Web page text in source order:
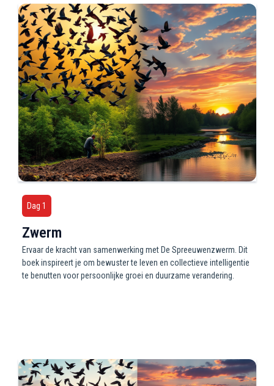
Dag 1
Zwerm
Ervaar de kracht van samenwerking met De Spreeuwenzwerm. Dit
boek inspireert je om bewuster te leven en collectieve intelligentie
te benutten voor persoonlijke groei en duurzame verandering.